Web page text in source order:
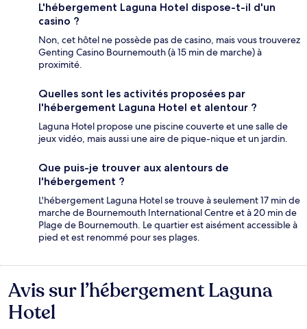
L'hébergement Laguna Hotel dispose-t-il d'un
casino ?
Non, cet hôtel ne possède pas de casino, mais vous trouverez
Genting Casino Bournemouth (à 15 min de marche) à
proximité.
Quelles sont les activités proposées par
l'hébergement Laguna Hotel et alentour ?
Laguna Hotel propose une piscine couverte et une salle de
jeux vidéo, mais aussi une aire de pique-nique et un jardin.
Que puis-je trouver aux alentours de
l'hébergement ?
L'hébergement Laguna Hotel se trouve à seulement 17 min de
marche de Bournemouth International Centre et à 20 min de
Plage de Bournemouth. Le quartier est aisément accessible à
pied et est renommé pour ses plages.
Avis
Avis sur l’hébergement Laguna
Hotel